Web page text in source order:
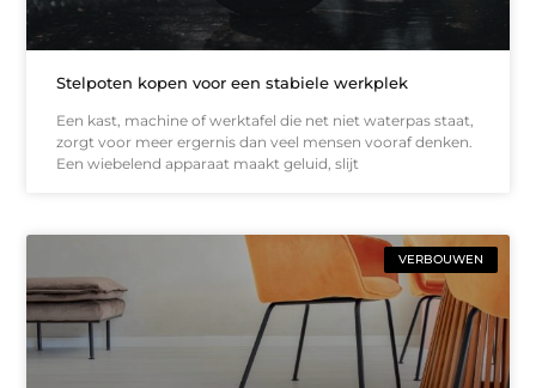
Stelpoten kopen voor een stabiele werkplek
Een kast, machine of werktafel die net niet waterpas staat,
zorgt voor meer ergernis dan veel mensen vooraf denken.
Een wiebelend apparaat maakt geluid, slijt
VERBOUWEN